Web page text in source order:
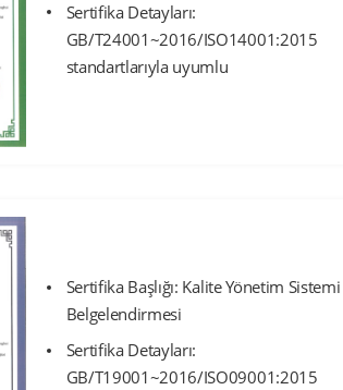
Sertifika Detayları:
GB/T24001~2016/ISO14001:2015
standartlarıyla uyumlu
Sertifika Başlığı: Kalite Yönetim Sistemi
Belgelendirmesi
Sertifika Detayları:
GB/T19001~2016/ISO09001:2015